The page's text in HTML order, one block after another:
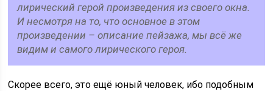
лирический герой произведения из своего окна.
И несмотря на то, что основное в этом
произведении – описание пейзажа, мы всё же
видим и самого лирического героя.
Скорее всего, это ещё юный человек, ибо подобным